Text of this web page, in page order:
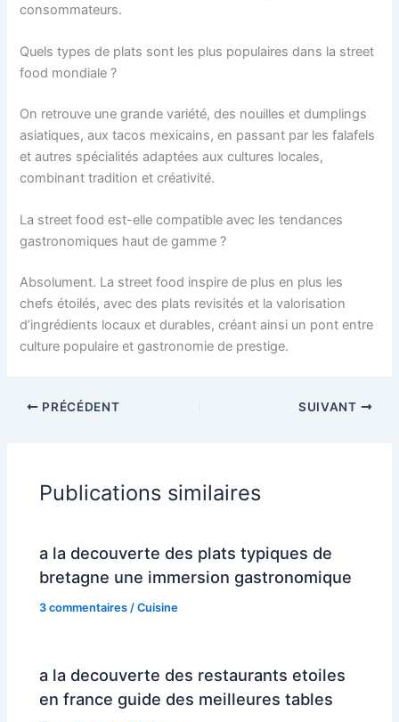
consommateurs.
Quels types de plats sont les plus populaires dans la street
food mondiale ?
On retrouve une grande variété, des nouilles et dumplings
asiatiques, aux tacos mexicains, en passant par les falafels
et autres spécialités adaptées aux cultures locales,
combinant tradition et créativité.
La street food est-elle compatible avec les tendances
gastronomiques haut de gamme ?
Absolument. La street food inspire de plus en plus les
chefs étoilés, avec des plats revisités et la valorisation
d’ingrédients locaux et durables, créant ainsi un pont entre
culture populaire et gastronomie de prestige.
PRÉCÉDENT SUIVANT
Publications similaires
a la decouverte des plats typiques de
bretagne une immersion gastronomique
3 commentaires /Cuisine
a la decouverte des restaurants etoiles
en france guide des meilleures tables